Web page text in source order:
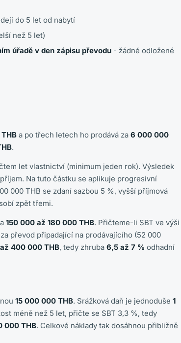
do 5 let od nabytí
než 5 let)
úřadě v den zápisu převodu - žádné odložené
a po třech letech ho prodává za 6 000 000
.
let vlastnictví (minimum jeden rok). Výsledek
Na tuto částku se aplikuje progresivní
000 THB se zdaní sazbou 5 %, vyšší příjmová
zpět třemi.
150 000 až 180 000 THB. Přičteme-li SBT ve výši
převod připadající na prodávajícího (52 000
400 000 THB, tedy zhruba 6,5 až 7 % odhadní
15 000 000 THB. Srážková daň je jednoduše 1
méně než 5 let, přičte se SBT 3,3 %, tedy
000 THB. Celkové náklady tak dosáhnou přibližně